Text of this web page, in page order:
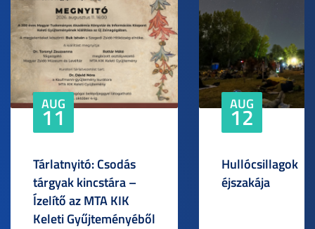
AUG
11
Tárlatnyitó: Csodás
tárgyak kincstára –
Ízelítő az MTA KIK
Keleti Gyűjteményéből
AUG
12
Hullócsillagok
éjszakája